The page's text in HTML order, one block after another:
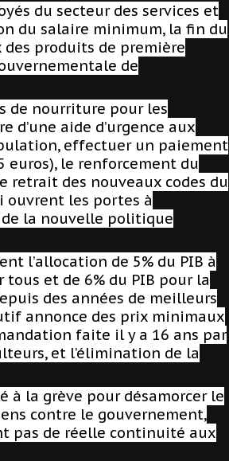
du secteur des services et
du salaire minimum, la fin du
produits de première
de
de nourriture pour les
aide d’urgence aux
effectuer un paiement
euros), le renforcement du
des nouveaux codes du
ouvrent les portes à
de la nouvelle politique
l’allocation de 5% du PIB à
tous et de 6% du PIB pour la
des années de meilleurs
annonce des prix minimaux
faite il y a 16 ans par
et l’élimination de la
à la grève pour désamorcer le
contre le gouvernement,
pas de réelle continuité aux